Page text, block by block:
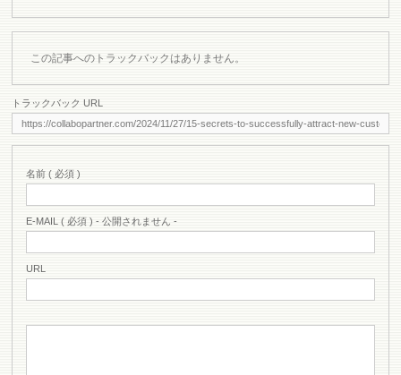
この記事へのトラックバックはありません。
トラックバック URL
名前 ( 必須 )
E-MAIL ( 必須 ) - 公開されません -
URL